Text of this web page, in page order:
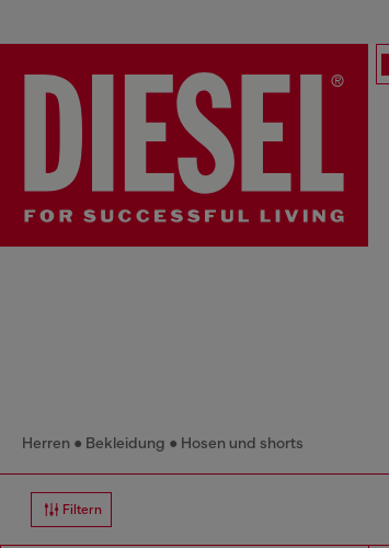
Herren Bekleidung Hosen und shorts
Filtern